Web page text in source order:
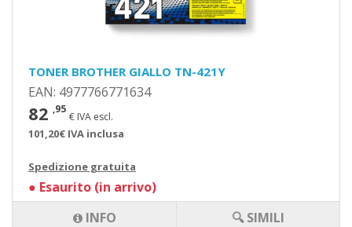
TONER BROTHER GIALLO TN-421Y
EAN: 4977766771634
82 ,95
€ IVA escl.
101,20€ IVA inclusa
Spedizione gratuita
● Esaurito (in arrivo)
INFO
🔍 SIMILI